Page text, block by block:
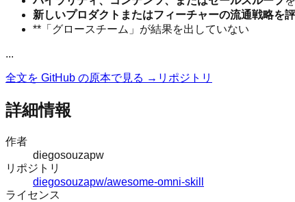
新しいプロダクトまたはフィーチャーの流通戦略を
**「グロースチーム」が結果を出していない
...
全文を GitHub の原本で見る → リポジトリ
詳細情報
作者
diegosouzapw
リポジトリ
diegosouzapw/awesome-omni-skill
ライセンス